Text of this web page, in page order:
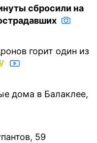
сбросили на
горит один из
дома в Балаклее,
59